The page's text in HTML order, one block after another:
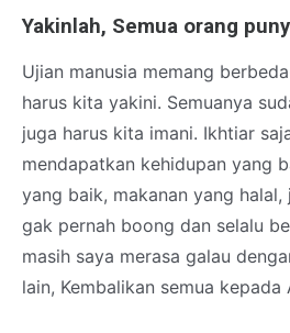
Yakinlah, Semua orang
Ujian manusia memang
harus kita yakini. Semuanya
juga harus kita imani. Ikhtiar
mendapatkan kehidupan yang
yang baik, makanan yang halal,
gak pernah boong dan selalu
masih saya merasa galau
lain, Kembalikan semua kepada